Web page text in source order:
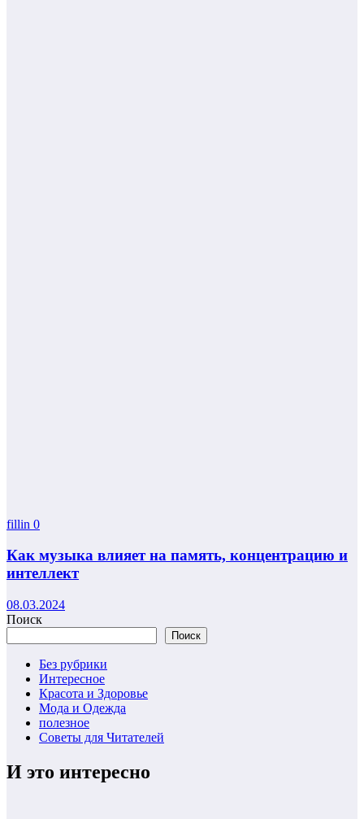
fillin 0
Как музыка влияет на память, концентрацию и
интеллект
08.03.2024
Поиск
Поиск
Без рубрики
Интересное
Красота и Здоровье
Мода и Одежда
полезное
Советы для Читателей
И это интересно